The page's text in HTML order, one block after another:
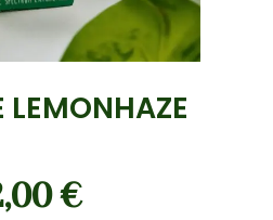
LEMONHAZE
€